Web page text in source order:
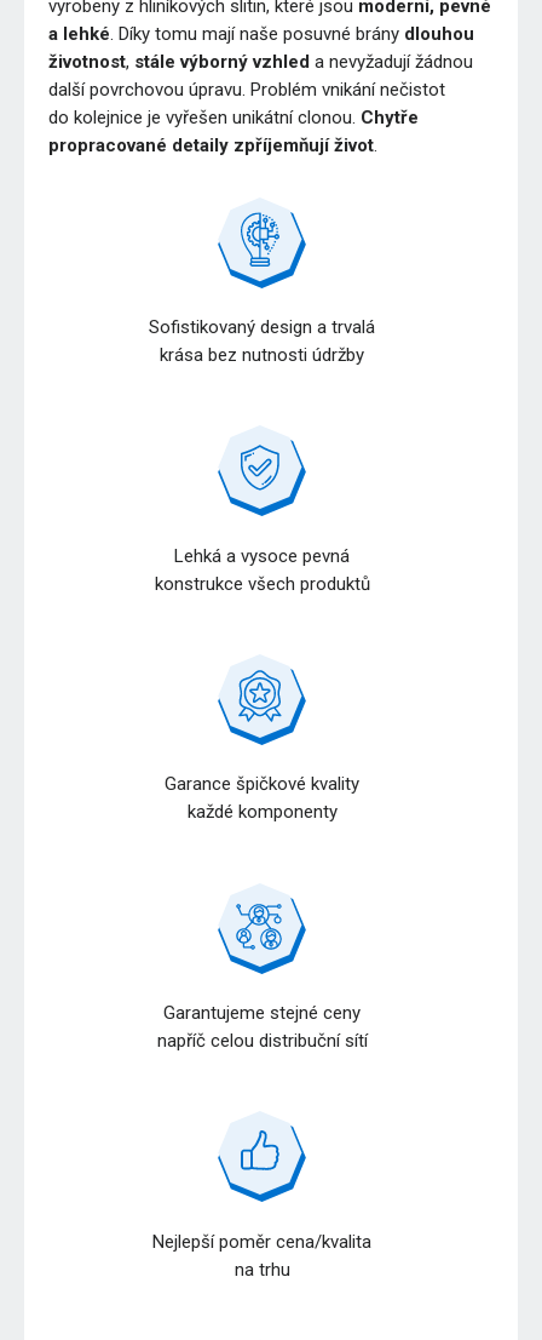
vyrobeny z hliníkových slitin, které jsou moderní, pevné
a lehké . Díky tomu mají naše posuvné brány dlouhou
životnost, stále výborný vzhled a nevyžadují žádnou
další povrchovou úpravu. Problém vnikání nečistot
do kolejnice je vyřešen unikátní clonou. Chytře
propracované detaily zpříjemňují život
Sofistikovaný design a trvalá
krása bez nutnosti údržby
Lehká a vysoce pevná
konstrukce všech produktů
Garance špičkové kvality
každé komponenty
Garantujeme stejné ceny
napříč celou distribuční sítí
Nejlepší poměr cena/kvalita
na trhu